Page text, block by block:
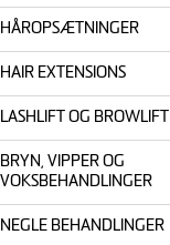
HÅROPSÆTNINGER
HAIR EXTENSIONS
LASHLIFT OG BROWLIFT
BRYN, VIPPER OG
VOKSBEHANDLINGER
NEGLE BEHANDLINGER